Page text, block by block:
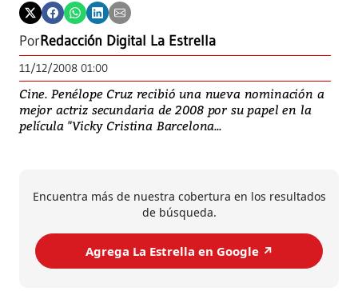
PorRedacción Digital La Estrella
11/12/2008 01:00
Cine. Penélope Cruz recibió una nueva nominación a
mejor actriz secundaria de 2008 por su papel en la
película "Vicky Cristina Barcelona...
Encuentra más de nuestra cobertura en los resultados
de búsqueda.
Agrega La Estrella en Google ↗️